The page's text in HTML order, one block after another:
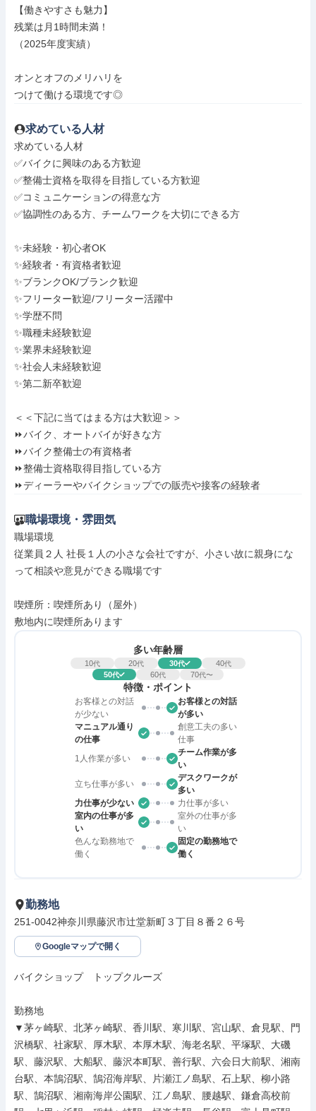
【働きやすさも魅力】
残業は月1時間未満！
（2025年度実績）
オンとオフのメリハリを
つけて働ける環境です◎
求めている人材
求めている人材
✅バイクに興味のある方歓迎
✅整備士資格を取得を目指している方歓迎
✅コミュニケーションの得意な方
✅協調性のある方、チームワークを大切にできる方
✨未経験・初心者OK
✨経験者・有資格者歓迎
✨ブランクOK/ブランク歓迎
✨フリーター歓迎/フリーター活躍中
✨学歴不問
✨職種未経験歓迎
✨業界未経験歓迎
✨社会人未経験歓迎
✨第二新卒歓迎
＜＜下記に当てはまる方は大歓迎＞＞
⏩バイク、オートバイが好きな方
⏩バイク整備士の有資格者
⏩整備士資格取得目指している方
⏩ディーラーやバイクショップでの販売や接客の経験者
職場環境・雰囲気
職場環境
従業員２人 社長１人の小さな会社ですが、小さい故に親身にな
って相談や意見ができる職場です
喫煙所：喫煙所あり（屋外）
敷地内に喫煙所あります
多い年齢層
10代 20代 30代 40代
50代 60代 70代〜
特徴・ポイント
お客様との対話
が少ない
お客様との対話
が多い
マニュアル通り
の仕事
創意工夫の多い
仕事
1人作業が多い
チーム作業が多
い
立ち仕事が多い
デスクワークが
多い
力仕事が少ない
力仕事が多い
室内の仕事が多
い
室外の仕事が多
い
色んな勤務地で
働く
固定の勤務地で
働く
勤務地
251-0042神奈川県藤沢市辻堂新町３丁目８番２６号
Googleマップで開く
バイクショップ　トップクルーズ
勤務地
▼茅ヶ崎駅、北茅ヶ崎駅、香川駅、寒川駅、宮山駅、倉見駅、門
沢橋駅、社家駅、厚木駅、本厚木駅、海老名駅、平塚駅、大磯
駅、藤沢駅、大船駅、藤沢本町駅、善行駅、六会日大前駅、湘南
台駅、本鵠沼駅、鵠沼海岸駅、片瀬江ノ島駅、石上駅、柳小路
駅、鵠沼駅、湘南海岸公園駅、江ノ島駅、腰越駅、鎌倉高校前